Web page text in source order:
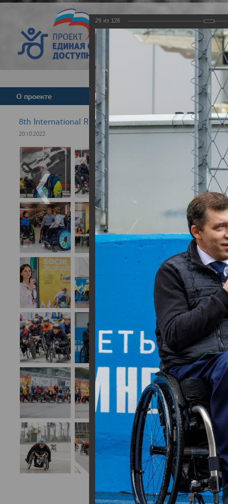
Версия для
О проекте Команда
8th International Rezept-Sport Wheelchair Half
20.10.2022
29 из 126